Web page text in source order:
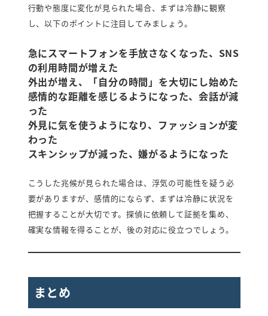
行動や態度に変化が見られた場合、まずは冷静に観察
し、以下のポイントに注目してみましょう。
急にスマートフォンを手放さなくなった、SNS
の利用時間が増えた
外出が増え、「自分の時間」を大切にし始めた
感情的な距離を感じるようになった、会話が減
った
外見に気を使うようになり、ファッションが変
わった
スキンシップが減った、嫌がるようになった
こうした兆候が見られた場合は、浮気の可能性を疑う必
要がありますが、感情的にならず、まずは冷静に状況を
把握することが大切です。探偵に依頼して証拠を集め、
確実な情報を得ることが、後の対応に役立つでしょう。
まとめ